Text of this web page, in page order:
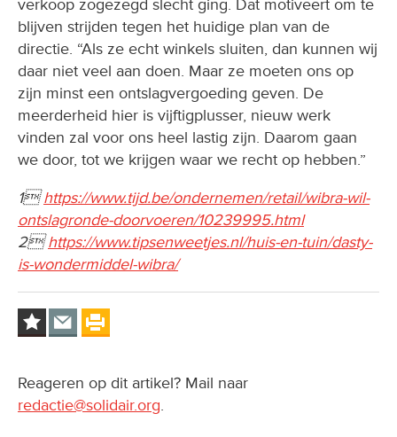
verkoop zogezegd slecht ging. Dat motiveert om te
blijven strijden tegen het huidige plan van de
directie. “Als ze echt winkels sluiten, dan kunnen wij
daar niet veel aan doen. Maar ze moeten ons op
zijn minst een ontslagvergoeding geven. De
meerderheid hier is vijftigplusser, nieuw werk
vinden zal voor ons heel lastig zijn. Daarom gaan
we door, tot we krijgen waar we recht op hebben.”
1https://www.tijd.be/ondernemen/retail/wibra-wil-
ontslagronde-doorvoeren/10239995.html
2https://www.tipsenweetjes.nl/huis-en-tuin/dasty-
is-wondermiddel-wibra/
Reageren op dit artikel? Mail naar
redactie@solidair.org.